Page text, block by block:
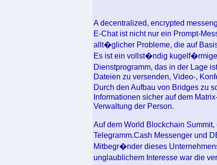
A decentralized, encrypted
E-Chat ist nicht nur ein Prompt-
allt�glicher Probleme, die auf
Es ist ein vollst�ndig
Dienstprogramm, das in der Lage
Dateien zu versenden, Video-,
Durch den Aufbau von Bridges zu
Informationen sicher auf dem
Verwaltung der Person.
Auf dem World Blockchain
Telegramm.Cash Messenger und
Mitbegr�nder dieses
unglaublichem Interesse war die